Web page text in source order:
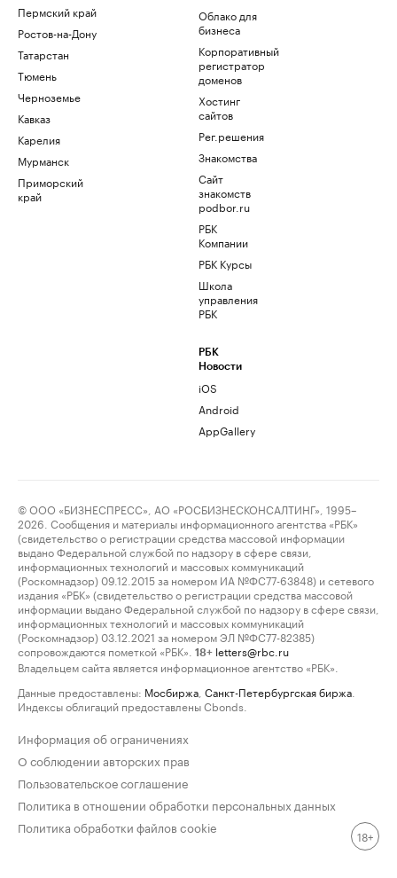
Пермский край
Ростов-на-Дону
Татарстан
Тюмень
Черноземье
Кавказ
Карелия
Мурманск
Приморский
край
Облако для
бизнеса
Корпоративный
регистратор
доменов
Хостинг
сайтов
Рег.решения
Знакомства
Сайт
знакомств
podbor.ru
РБК
Компании
РБК Курсы
Школа
управления
РБК
РБК
Новости
iOS
Android
AppGallery
© ООО «БИЗНЕСПРЕСС», АО «РОСБИЗНЕСКОНСАЛТИНГ», 1995–
2026. Сообщения и материалы информационного агентства «РБК»
(свидетельство о регистрации средства массовой информации
выдано Федеральной службой по надзору в сфере связи,
информационных технологий и массовых коммуникаций
(Роскомнадзор) 09.12.2015 за номером ИА №ФС77-63848) и сетевого
издания «РБК» (свидетельство о регистрации средства массовой
информации выдано Федеральной службой по надзору в сфере связи,
информационных технологий и массовых коммуникаций
(Роскомнадзор) 03.12.2021 за номером ЭЛ №ФС77-82385)
сопровождаются пометкой «РБК».
18+ letters@rbc.ru
Владельцем сайта является информационное агентство «РБК».
Данные предоставлены: Мосбиржа Санкт-Петербургская биржа
Индексы облигаций предоставлены Cbonds.
Информация об ограничениях
О соблюдении авторских прав
Пользовательское соглашение
Политика в отношении обработки персональных данных
Политика обработки файлов cookie
18+